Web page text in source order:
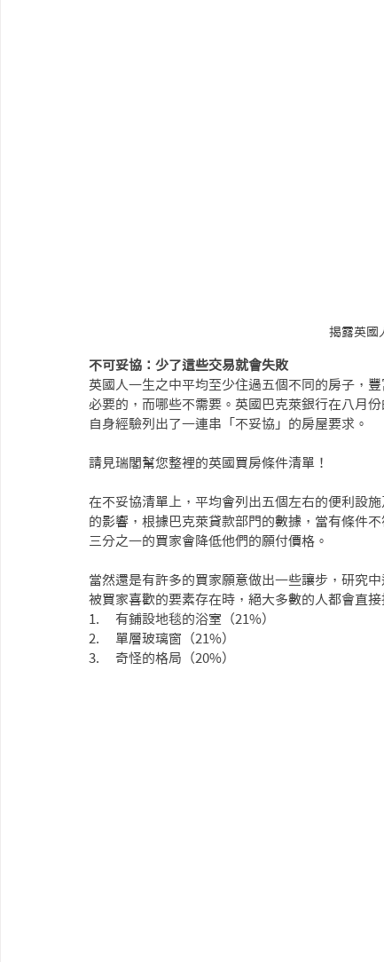
揭露英國
不可妥協：少了這些交易就會失敗
英國人一生之中平均至少住過五個不同的房子，
必要的，而哪些不需要。英國巴克萊銀行在八月
自身經驗列出了一連串「不妥協」的房屋要求。
請見瑞閣幫您整裡的英國買房條件清單！
在不妥協清單上，平均會列出五個左右的便利設
的影響，根據巴克萊貸款部門的數據，當有條件
三分之一的買家會降低他們的願付價格。
當然還是有許多的買家願意做出一些讓步，研究
被買家喜歡的要素存在時，絕大多數的人都會直
1.      有鋪設地毯的浴室（21%）
2.      單層玻璃窗（21%）
3.      奇怪的格局（20%）